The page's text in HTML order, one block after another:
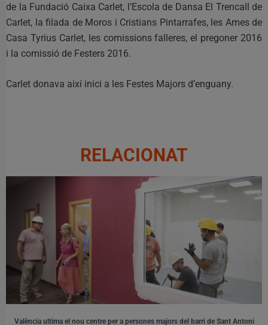
de la Fundació Caixa Carlet, l’Escola de Dansa El Trencall de
Carlet, la filada de Moros i Cristians Pintarrafes, les Ames de
Casa Tyrius Carlet, les comissions falleres, el pregoner 2016
i la comissió de Festers 2016.
Carlet donava així inici a les Festes Majors d’enguany.
RELACIONAT
València ultima el nou centre per a persones majors del barri de Sant Antoni